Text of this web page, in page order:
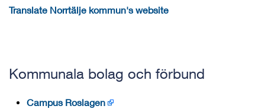
Translate Norrtälje kommun's website
Kommunala bolag och förbund
Campus Roslagen